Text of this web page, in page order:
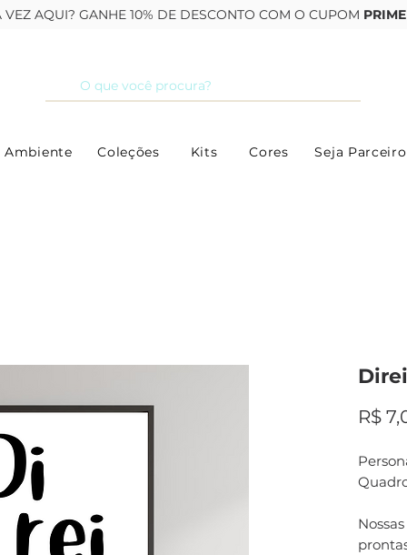
VEZ AQUI? GANHE 10% DE DESCONTO COM O CUPOM
Ambiente Coleções Kits Cores Seja Parceiro
R$